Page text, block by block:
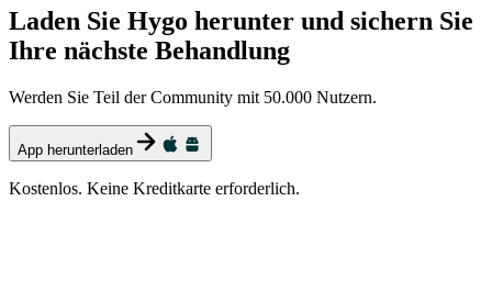
Laden Sie Hygo herunter und sichern Sie
Ihre nächste Behandlung
Werden Sie Teil der Community mit 50.000 Nutzern.
App herunterladen
Kostenlos. Keine Kreditkarte erforderlich.